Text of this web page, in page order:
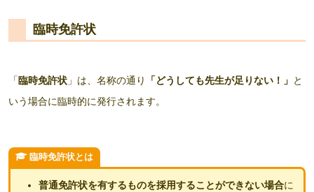
臨時免許状
「臨時免許状 」は、名称の通り 「どうしても先生が足りない！」 と
いう場合に臨時的に発行されます。
臨時免許状とは
普通免許状を有するものを採用することができない場合に